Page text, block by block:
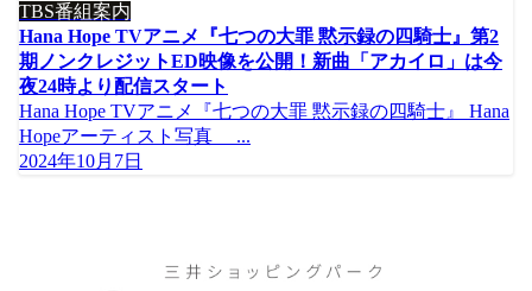
TBS番組案内
Hana Hope TVアニメ『七つの大罪 黙示録の四騎士』第2
期ノンクレジットED映像を公開！新曲「アカイロ」は今
夜24時より配信スタート
Hana Hope TVアニメ『七つの大罪 黙示録の四騎士』 Hana
Hopeアーティスト写真 ...
2024年10月7日